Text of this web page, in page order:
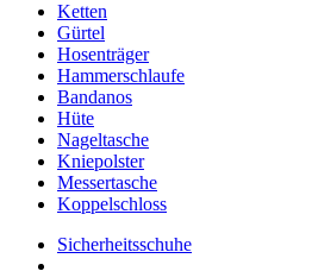
Ketten
Gürtel
Hosenträger
Hammerschlaufe
Bandanos
Hüte
Nageltasche
Kniepolster
Messertasche
Koppelschloss
Sicherheitsschuhe